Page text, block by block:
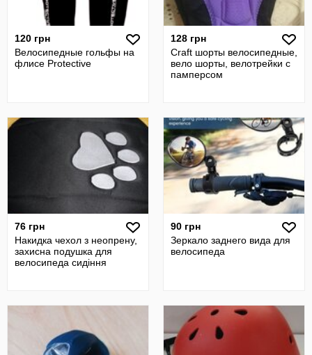
120 грн
Велосипедные гольфы на
флисе Protective
128 грн
Craft шорты велосипедные,
вело шорты, велотрейки с
памперсом
76 грн
Накидка чехол з неопрену,
захисна подушка для
велосипеда сидіння
90 грн
Зеркало заднего вида для
велосипеда